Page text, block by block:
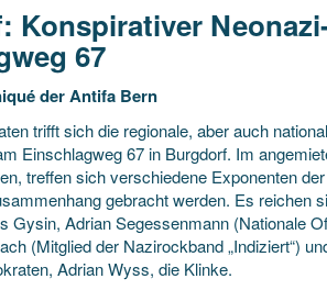
Konspirativer
67
der Antifa Bern
trifft sich die regionale, aber auch
Einschlagweg 67 in Burgdorf. Im
treffen sich verschiedene Exponenten
gebracht werden. Es reichen
Gysin, Adrian Segessenmann (Nationale
(Mitglied der Nazirockband „Indiziert“)
Adrian Wyss, die Klinke.